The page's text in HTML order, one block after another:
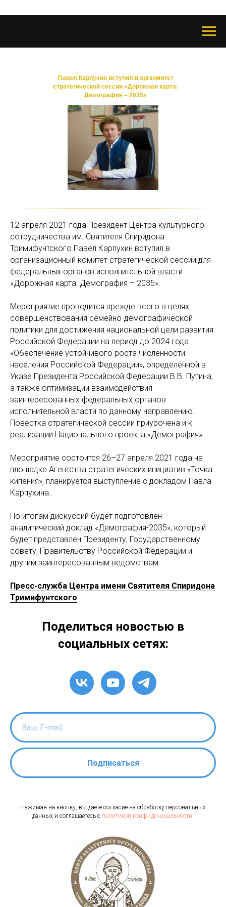
Павел Карпухин вступил в оргкомитет
стратегической сессии «Дорожная карта:
Демография – 2035»
12 апреля 2021 года Президент Центра культурного
сотрудничества им. Святителя Спиридона
Тримифунтского Павел Карпухин вступил в
организационный комитет стратегической сессии для
федеральных органов исполнительной власти
«Дорожная карта: Демография – 2035».
Мероприятие проводится прежде всего в целях
совершенствования семейно-демографической
политики для достижения национальной цели развития
Российской Федерации на период до 2024 года
«Обеспечение устойчивого роста численности
населения Российской Федерации», определённой в
Указе Президента Российской Федерации В.В. Путина,
а также оптимизации взаимодействия
заинтересованных федеральных органов
исполнительной власти по данному направлению.
Повестка стратегической сессии приурочена и к
реализации Национального проекта «Демография».
Мероприятие состоится 26–27 апреля 2021 года на
площадке Агентства стратегических инициатив «Точка
кипения», планируется выступление с докладом Павла
Карпухина.
По итогам дискуссий будет подготовлен
аналитический доклад «Демография-2035», который
будет представлен Президенту, Государственному
совету, Правительству Российской Федерации и
другим заинтересованным ведомствам.
Пресс-служба Центра имени Святителя Спиридона
Тримифунтского
Поделиться новостью в
социальных сетях:
Подписаться
Нажимая на кнопку, вы даете согласие на обработку персональных
данных и соглашаетесь c политикой конфиденциальности.